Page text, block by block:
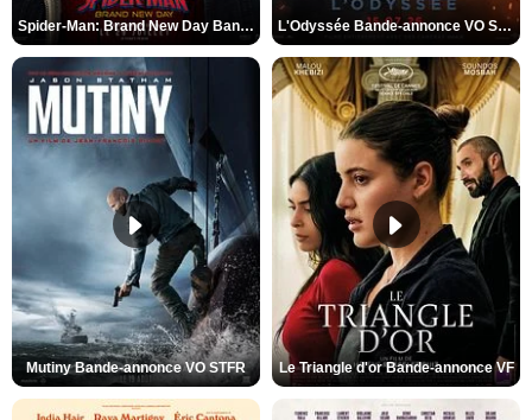
Spider-Man: Brand New Day Bande-annonce VO STFR L'Odyssée Bande-annonce VO STFR
Mutiny Bande-annonce VO STFR Le Triangle d'or Bande-annonce VF